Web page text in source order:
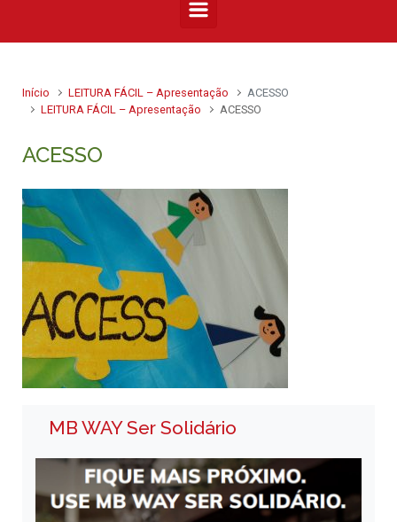
Início LEITURA FÁCIL – Apresentação
ACESSO
LEITURA FÁCIL – Apresentação
ACESSO
ACESSO
MB WAY Ser Solidário